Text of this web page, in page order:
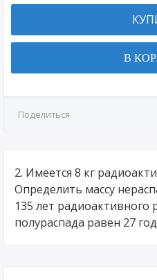
В
Поделиться
2. Имеется 8 кг
Определить массу
135 лет радиоактивного
полураспада равен 27